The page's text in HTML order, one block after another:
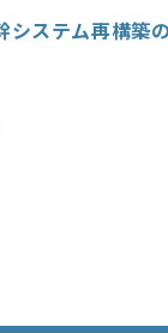
システム再構築